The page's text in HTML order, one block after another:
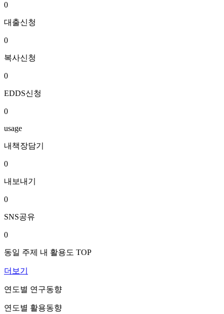
0
대출신청
0
복사신청
0
EDDS신청
0
usage
내책장담기
0
내보내기
0
SNS공유
0
동일 주제 내 활용도 TOP
더보기
연도별 연구동향
연도별 활용동향